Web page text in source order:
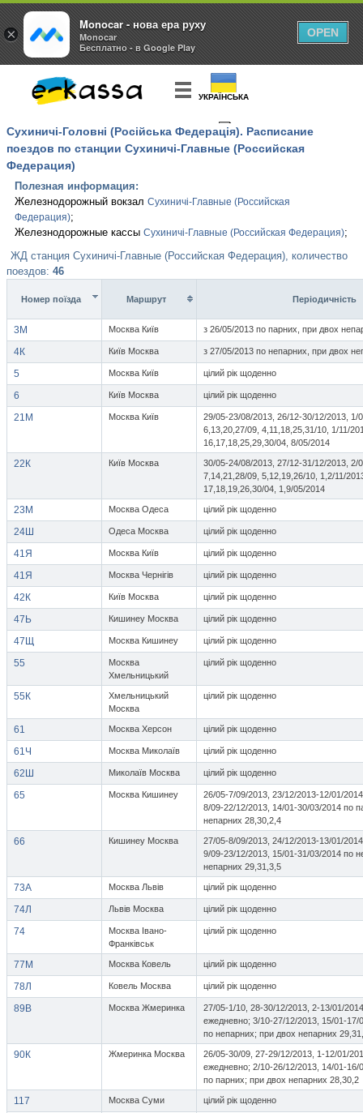
УКРАЇНСЬКА
КУПИТЬ БИЛЕТ
Сухиничі-Головні (Російська Федерація). Расписание
поездов по станции Сухиничі-Главные (Российская
Федерация)
Полезная информация:
Железнодорожный вокзал Сухиничі-Главные (Российская
Федерация);
Железнодорожные кассы Сухиничі-Главные (Российская Федерация);
ЖД станция Сухиничі-Главные (Российская Федерация), количество
поездов: 46
Номер поїзда Маршрут Перiодичнiсть
3М Москва Київ з 26/05/2013 по парних, при двох
4К Київ Москва з 27/05/2013 по непарних, при двох
5 Москва Київ цілий рік щоденно
6 Київ Москва цілий рік щоденно
21М Москва Київ
29/05-23/08/2013, 26/12-30/12/2013,
6,13,20,27/09, 4,11,18,25,31/10, 1/11/
16,17,18,25,29,30/04, 8/05/2014
22К Київ Москва
30/05-24/08/2013, 27/12-31/12/2013,
7,14,21,28/09, 5,12,19,26/10, 1,2/11/
17,18,19,26,30/04, 1,9/05/2014
23М Москва Одеса цілий рік щоденно
24Ш Одеса Москва цілий рік щоденно
41Я Москва Київ цілий рік щоденно
41Я Москва Чернігів цілий рік щоденно
42К Київ Москва цілий рік щоденно
47Ь Кишинеу Москва цілий рік щоденно
47Щ Москва Кишинеу цілий рік щоденно
55
Москва
Хмельницький
цілий рік щоденно
55К
Хмельницький
Москва
цілий рік щоденно
61 Москва Херсон цілий рік щоденно
61Ч Москва Миколаїв цілий рік щоденно
62Ш Миколаїв Москва цілий рік щоденно
65 Москва Кишинеу
26/05-7/09/2013, 23/12/2013-12/01/
8/09-22/12/2013, 14/01-30/03/2014 по
непарних 28,30,2,4
66 Кишинеу Москва
27/05-8/09/2013, 24/12/2013-13/01/
9/09-23/12/2013, 15/01-31/03/2014 по
непарних 29,31,3,5
73A Москва Львів цілий рік щоденно
74Л Львів Москва цілий рік щоденно
74
Москва Івано-
Франківськ
цілий рік щоденно
77М Москва Ковель цілий рік щоденно
78Л Ковель Москва цілий рік щоденно
89В Москва Жмеринка
27/05-1/10, 28-30/12/2013, 2-13/01/
ежедневно; 3/10-27/12/2013, 15/01-17/
по непарних; при двох непарних
90К Жмеринка Москва
26/05-30/09, 27-29/12/2013, 1-12/01/
ежедневно; 2/10-26/12/2013, 14/01-16/
по парних; при двох непарних 28,30,2
117 Москва Суми цілий рік щоденно
×
Monocar - нова ера руху
Monocar
Бесплатно - в Google Play
OPEN